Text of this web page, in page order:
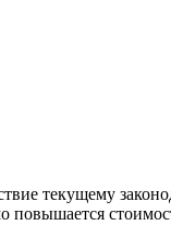
текущему